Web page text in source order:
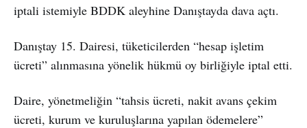
iptali istemiyle BDDK aleyhine Danıştayda dava açtı.
Danıştay 15. Dairesi, tüketicilerden “hesap işletim
ücreti” alınmasına yönelik hükmü oy birliğiyle iptal etti.
Daire, yönetmeliğin “tahsis ücreti, nakit avans çekim
ücreti, kurum ve kuruluşlarına yapılan ödemelere”